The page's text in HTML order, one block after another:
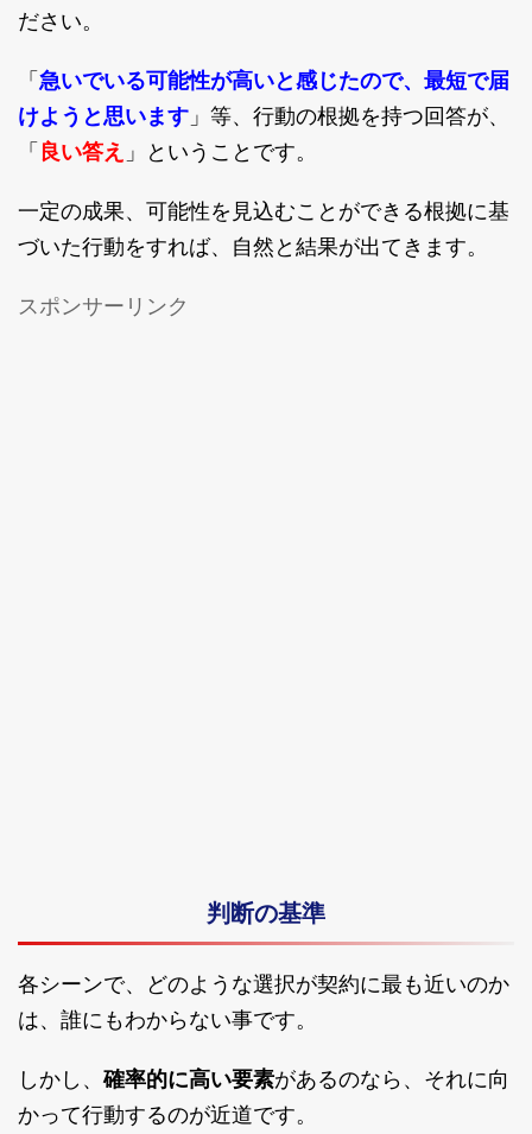
ださい。
「 急いでいる可能性が高いと感じたので、最短で届
けようと思います 」等、行動の根拠を持つ回答が、
「 良い答え 」ということです。
一定の成果、可能性を見込むことができる根拠に基
づいた行動をすれば、自然と結果が出てきます。
スポンサーリンク
判断の基準
各シーンで、どのような選択が契約に最も近いのか
は、誰にもわからない事です。
しかし、確率的に高い要素があるのなら、それに向
かって行動するのが近道です。